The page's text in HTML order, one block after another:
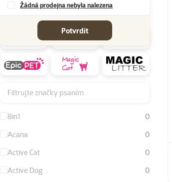
Žádná prodejna nebyla nalezena
Potvrdit
Filtrujte značky psaním
8in1
0
Acana
0
Active Cat
0
Active Dog
0